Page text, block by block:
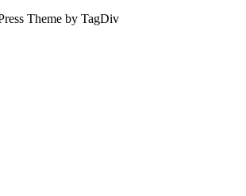
Theme by TagDiv